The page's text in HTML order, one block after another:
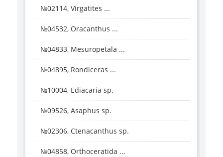
№02114, Virgatites ...
№04532, Oracanthus ...
№04833, Mesuropetala ...
№04895, Rondiceras ...
№10004, Ediacaria sp.
№09526, Asaphus sp.
№02306, Ctenacanthus sp.
№04858, Orthoceratida ...